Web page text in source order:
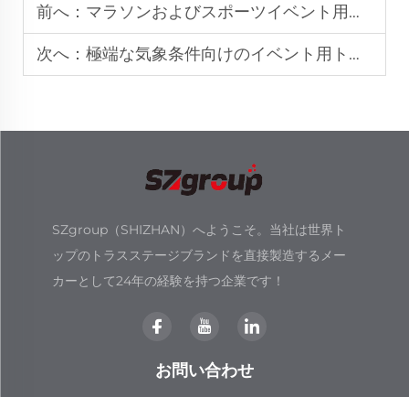
前へ： マラソンおよびスポーツイベント用の群集制御バリアシステム
次へ： 極端な気象条件向けのイベント用トラス
SZgroup（SHIZHAN）へようこそ。当社は世界ト
ップのトラスステージブランドを直接製造するメー
カーとして24年の経験を持つ企業です！
お問い合わせ